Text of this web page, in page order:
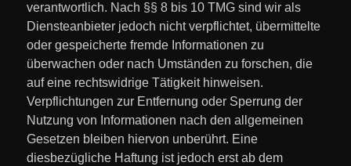
verantwortlich. Nach §§ 8 bis 10 TMG sind wir als
Diensteanbieter jedoch nicht verpflichtet, übermittelte
oder gespeicherte fremde Informationen zu
überwachen oder nach Umständen zu forschen, die
auf eine rechtswidrige Tätigkeit hinweisen.
Verpflichtungen zur Entfernung oder Sperrung der
Nutzung von Informationen nach den allgemeinen
Gesetzen bleiben hiervon unberührt. Eine
diesbezügliche Haftung ist jedoch erst ab dem